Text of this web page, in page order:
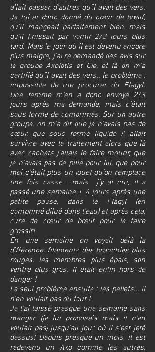
allait passer, d’autres qu’il avait des vers.
Je lui ai donc donné du cœur de bœuf,
qu’il mangeait parfaitement bien, mais
qu’il finissait par vomir 2/3 jours plus
tard. Mais le jour où il est devenu encore
plus maigre, j’ai re demandé des avis sur
le groupe Axolotls et Cie, et là on m’a
certifié qu’il avait des vers.. le problème :
impossible de me procurer du Flagyl.
Une femme m’en a donc envoyé 2/3
jours après ma demande, mais c’était
sous forme de comprimés. Sur un autre
groupe, on m’a dit que je n’avais pas de
cœur, que sous forme liquide il allait
survivre avec le traitement alors que là
avec cachets j’allais le faire mourir, que
je n'avais pas de pitié pour lui, que pour
moi c’était plus un jouet qu’on remplace
une fois cassé... mais j’y ai cru, il a
passé une semaine + 4 jours après une
petite pause, dans le Flagyl (en
comprimé dilué dans l’eau) et après cela,
cure de cœur de bœuf pour le faire
grossir!
En une semaine on voyait déjà la
différence: filaments des branchies plus
rouges, les membres plus épais, son
ventre plus gros. Il était enfin hors de
danger !
Le seul problème ensuite : les pellets... il
n’en voulait pas du tout !
Je l’ai laissé presque une semaine sans
manger (je lui proposais mais il n’en
voulait pas) jusqu’au jour où il s’est jeté
dessus! Depuis presque un mois, il est
redevenu un Axo comme les autres,